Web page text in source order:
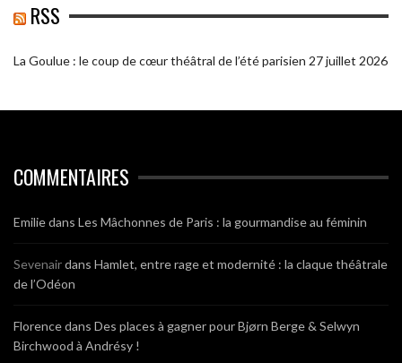
RSS
La Goulue : le coup de cœur théâtral de l’été parisien 27 juillet 2026
COMMENTAIRES
Emiliedans Les Mâchonnes de Paris : la gourmandise au féminin
Sevenairdans Hamlet, entre rage et modernité : la claque théâtrale
de l’Odéon
Florencedans Des places à gagner pour Bjørn Berge & Selwyn
Birchwood à Andrésy !